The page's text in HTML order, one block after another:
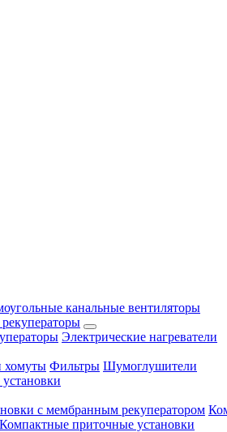
канальные вентиляторы
Электрические нагреватели
хомуты Фильтры Шумоглушители
с мембранным рекуператором
Компактные приточные установки